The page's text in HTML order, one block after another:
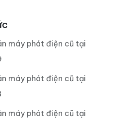
máy phát điện cũ tại
máy phát điện cũ tại
máy phát điện cũ tại